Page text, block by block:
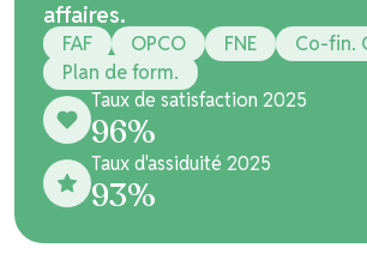
affaires.
FAF OPCO FNE
Co-fin.
Plan de form.
Taux de satisfaction 2025
96%
Taux d'assiduité 2025
93%